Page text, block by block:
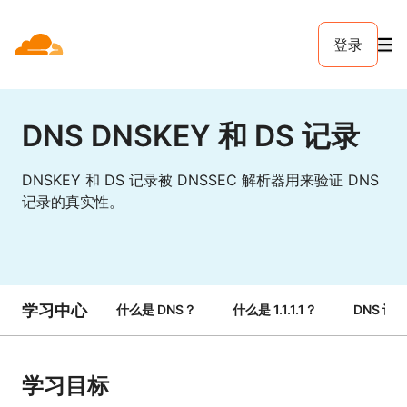
登录
DNS DNSKEY 和 DS 记录
DNSKEY 和 DS 记录被 DNSSEC 解析器用来验证 DNS
记录的真实性。
学习中心 什么是 DNS？ 什么是 1.1.1.1？ DNS 记录
学习目标